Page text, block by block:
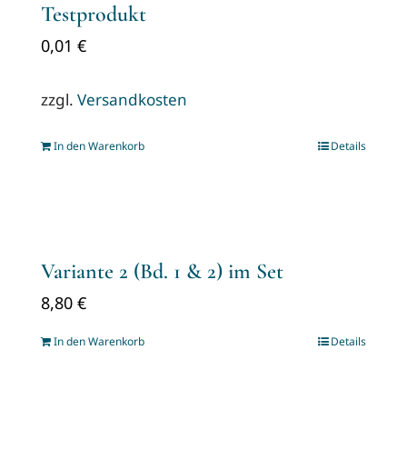
Testprodukt
0,01 €
zzgl. Versandkosten
In den Warenkorb Details
Variante 2 (Bd. 1 & 2) im Set
8,80 €
In den Warenkorb Details